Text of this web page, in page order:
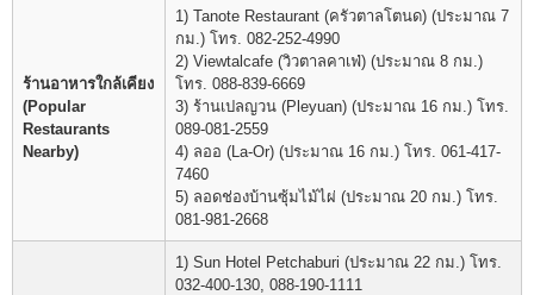
ร้านอาหารใกล้เคียง
(Popular
Restaurants
Nearby)
1) Tanote Restaurant (ครัวตาลโตนด) (ประมาณ 7
กม.) โทร. 082-252-4990
2) Viewtalcafe (วิวตาลคาเฟ่) (ประมาณ 8 กม.)
โทร. 088-839-6669
3) ร้านเปลญวน (Pleyuan) (ประมาณ 16 กม.) โทร.
089-081-2559
4) ลออ (La-Or) (ประมาณ 16 กม.) โทร. 061-417-
7460
5) ลอดช่องบ้านซุ้มไม้ไผ่ (ประมาณ 20 กม.) โทร.
081-981-2668
1) Sun Hotel Petchaburi (ประมาณ 22 กม.) โทร.
032-400-130, 088-190-1111